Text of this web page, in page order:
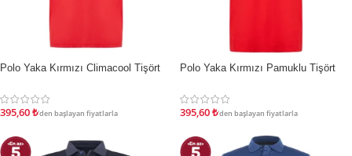
İNDIRIM
Polo Yaka Kırmızı Climacool Tişört
395,60₺'den başlayan fiyatlarla
İNDIRIM
Polo Yaka Kırmızı Pamuklu Tişört
395,60₺'den başlayan fiyatlarla